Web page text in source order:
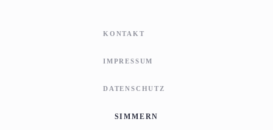
KONTAKT
IMPRESSUM
DATENSCHUTZ
SIMMERN